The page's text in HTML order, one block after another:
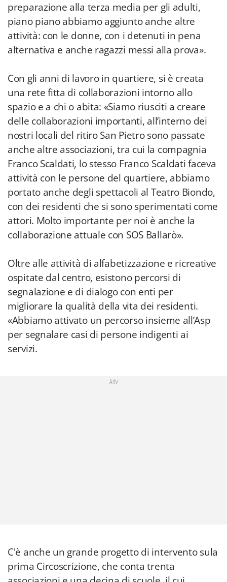
preparazione alla terza media per gli adulti,
piano piano abbiamo aggiunto anche altre
attività: con le donne, con i detenuti in pena
alternativa e anche ragazzi messi alla prova».
Con gli anni di lavoro in quartiere, si è creata
una rete fitta di collaborazioni intorno allo
spazio e a chi o abita: «Siamo riusciti a creare
delle collaborazioni importanti, all’interno dei
nostri locali del ritiro San Pietro sono passate
anche altre associazioni, tra cui la compagnia
Franco Scaldati, lo stesso Franco Scaldati faceva
attività con le persone del quartiere, abbiamo
portato anche degli spettacoli al Teatro Biondo,
con dei residenti che si sono sperimentati come
attori. Molto importante per noi è anche la
collaborazione attuale con SOS Ballarò».
Oltre alle attività di alfabetizzazione e ricreative
ospitate dal centro, esistono percorsi di
segnalazione e di dialogo con enti per
migliorare la qualità della vita dei residenti.
«Abbiamo attivato un percorso insieme all’Asp
per segnalare casi di persone indigenti ai
servizi.
Adv
C'è anche un grande progetto di intervento sula
prima Circoscrizione, che conta trenta